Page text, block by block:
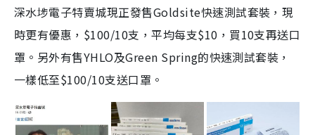
深水埗電子特賣城現正發售Goldsite快速測試套裝，現
時更有優惠，$100/10支，平均每支$10，買10支再送口
罩。另外有售YHLO及Green Spring的快速測試套裝，
一樣低至$100/10支送口罩。